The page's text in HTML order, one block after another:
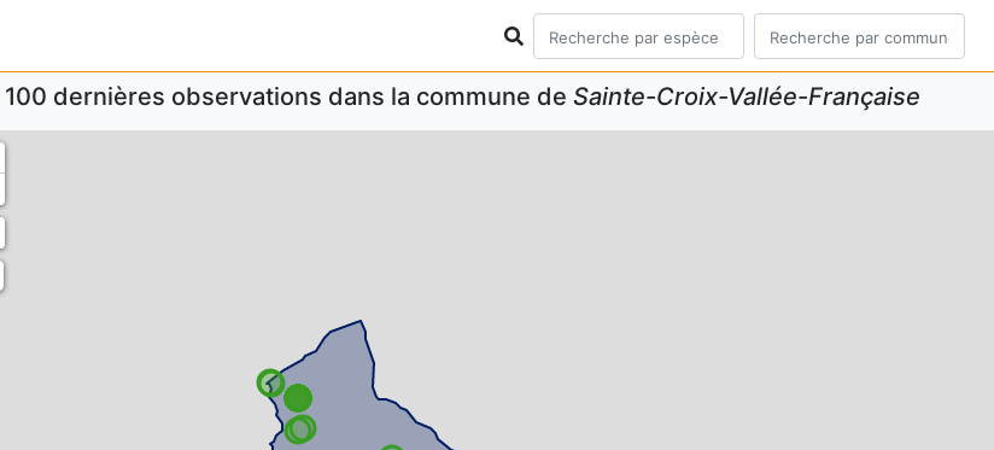
dernières observations dans la commune de Sainte-Croix-Vallée-Française